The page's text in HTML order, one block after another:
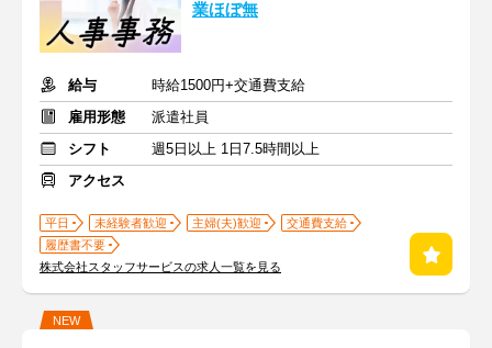
業ほぼ無
給与
時給1500円+交通費支給
雇用形態
派遣社員
シフト
週5日以上 1日7.5時間以上
アクセス
平日 未経験者歓迎 主婦(夫)歓迎
交通費支給
履歴書不要
株式会社スタッフサービスの求人一覧を見る
NEW